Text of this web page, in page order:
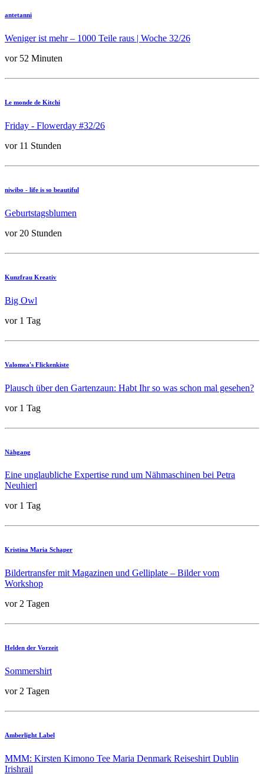
antetanni
Weniger ist mehr – 1000 Teile raus | Woche 32/26
vor 52 Minuten
Le monde de Kitchi
Friday - Flowerday #32/26
vor 11 Stunden
niwibo - life is so beautiful
Geburtstagsblumen
vor 20 Stunden
Kunzfrau Kreativ
Big Owl
vor 1 Tag
Valomea's Flickenkiste
Plausch über den Gartenzaun: Habt Ihr so was schon mal gesehen?
vor 1 Tag
Nähgang
Eine unglaubliche Expertise rund um Nähmaschinen bei Petra
Neuhierl
vor 1 Tag
Kristina Maria Schaper
Bildertransfer mit Magazinen und Gelliplate – Bilder vom
Workshop
vor 2 Tagen
Helden der Vorzeit
Sommershirt
vor 2 Tagen
Amberlight Label
MMM: Kirsten Kimono Tee Maria Denmark Reiseshirt Dublin
Irishrail